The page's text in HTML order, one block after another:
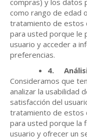
compras) y los datos
como rango de edad
tratamiento de estos
para usted porque le
usuario y acceder a
preferencias.
4.
Consideramos que
analizar la usabilidad
satisfacción del
tratamiento de estos
para usted porque la
usuario y ofrecer un